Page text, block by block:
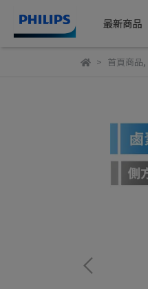
最新商品
首頁商品,